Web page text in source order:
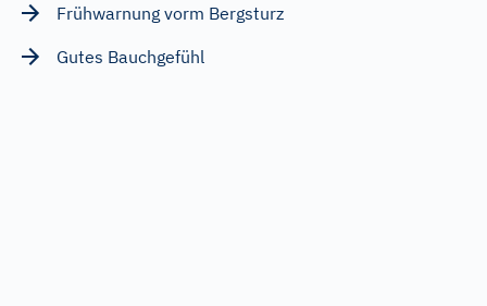
Frühwarnung vorm Bergsturz
Gutes Bauchgefühl